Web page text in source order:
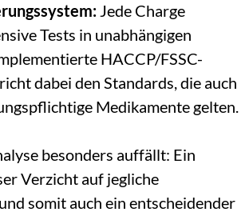
Jede Charge
Tests in unabhängigen
HACCP/FSSC-
dabei den Standards, die auch
Medikamente gelten.
besonders auffällt: Ein
Verzicht auf jegliche
somit auch ein entscheidender